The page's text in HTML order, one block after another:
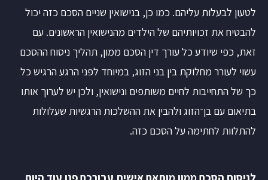
לטעון לבעלות עליהם. כמו כן, בנישואין שניים הסכם כזה יכול
להבטיח את זכויותיהם של הילדים מהנישואין הראשונים. עם
זאת, כפי שיודע כל עורך דין הסכם ממון, תהליך ניסוח ההסכם
עשוי לעורר מחלוקת בין בני הזוג, במיוחד לפני הרגע הרגיש כל
כך של התחייבות לחיים משותפים ונישואין, ולכן יש לערוך אותו
בתיאום עם בן־הזוג ולהבין את ההשלכות הרגשיות שעלולות
להתלוות לחתימה על הסכם כזה.
לניסוח הסכם ממון מותאם אישית עבורכם פנו עוד היום